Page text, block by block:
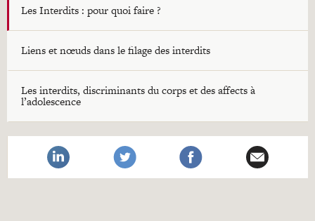
Les Interdits : pour quoi faire ?
Liens et nœuds dans le filage des interdits
Les interdits, discriminants du corps et des affects à
l’adolescence